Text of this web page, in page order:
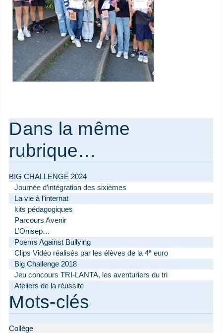
Dans la même
rubrique…
BIG CHALLENGE 2024
Journée d’intégration des sixièmes
La vie à l’internat
kits pédagogiques
Parcours Avenir
L’Onisep…
Poems Against Bullying
Clips Vidéo réalisés par les élèves de la 4eeuro
Big Challenge 2018
Jeu concours TRI-LANTA, les aventuriers du tri
Ateliers de la réussite
Mots-clés
Collège